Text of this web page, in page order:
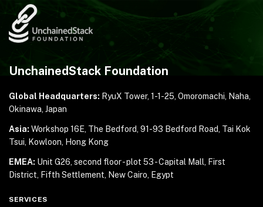
UnchainedStack Foundation
Global Headquarters: RyuX Tower, 1-1-25, Omoromachi, Naha,
Okinawa, Japan
Asia: Workshop 16E, The Bedford, 91-93 Bedford Road, Tai Kok
Tsui, Kowloon, Hong Kong
EMEA: Unit G26, second floor - plot 53 - Capital Mall,
First
District, Fifth Settlement, New Cairo, Egypt
SERVICES